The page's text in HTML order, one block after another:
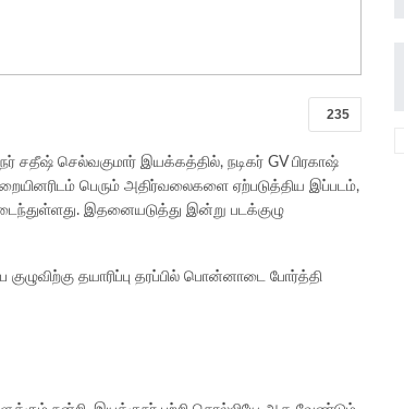
235
சதீஷ் செல்வகுமார் இயக்கத்தில், நடிகர் GV பிரகாஷ்
பெரும் அதிர்வலைகளை ஏற்படுத்திய இப்படம்,
இதனையடுத்து இன்று படக்குழு
தயாரிப்பு தரப்பில் பொன்னாடை போர்த்தி